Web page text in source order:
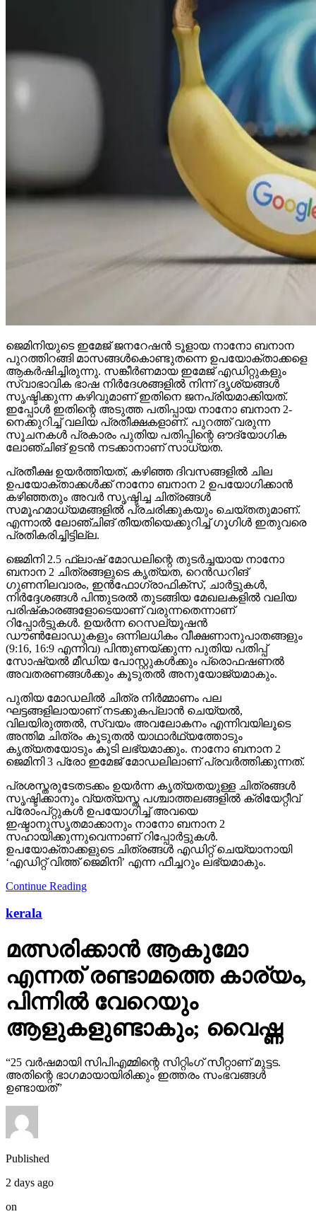
ജെമിനിയുടെ ഇമേജ് ജനറേഷന്‍ ടൂളായ നാനോ ബനാന
പുറത്തിറങ്ങി മാസങ്ങള്‍കൊണ്ടുതന്നെ ഉപയോക്താക്കളെ
ആകര്‍ഷിച്ചിരുന്നു. സങ്കീര്‍ണമായ ഇമേജ് എഡിറ്റുകളും
സ്വാഭാവിക ഭാഷ നിര്‍ദേശങ്ങളില്‍ നിന്ന് ദൃശ്യങ്ങള്‍
സൃഷ്ടിക്കുന്ന കഴിവുമാണ് ഇതിനെ ജനപ്രിയമാക്കിയത്.
ഇപ്പോള്‍ ഇതിന്റെ അടുത്ത പതിപ്പായ നാനോ ബനാന 2-
നെക്കുറിച്ച് വലിയ പ്രതീക്ഷകളാണ്. പുറത്ത് വരുന്ന
സൂചനകള്‍ പ്രകാരം പുതിയ പതിപ്പിന്റെ ഔദ്യോഗിക
ലോഞ്ചിങ് ഉടന്‍ നടക്കാനാണ് സാധ്യത.
പ്രതീക്ഷ ഉയര്‍ത്തിയത്, കഴിഞ്ഞ ദിവസങ്ങളില്‍ ചില
ഉപയോക്താക്കള്‍ക്ക് നാനോ ബനാന 2 ഉപയോഗിക്കാന്‍
കഴിഞ്ഞതും അവര്‍ സൃഷ്ടിച്ച ചിത്രങ്ങള്‍
സമൂഹമാധ്യമങ്ങളില്‍ പ്രചരിക്കുകയും ചെയ്തതുമാണ്.
എന്നാല്‍ ലോഞ്ചിങ് തീയതിയെക്കുറിച്ച് ഗൂഗിള്‍ ഇതുവരെ
പ്രതികരിച്ചിട്ടില്ല.
ജെമിനി 2.5 ഫ്‌ലാഷ് മോഡലിന്റെ തുടര്‍ച്ചയായ നാനോ
ബനാന 2 ചിത്രങ്ങളുടെ കൃത്യത, റെന്‍ഡറിങ്
ഗുണനിലവാരം, ഇന്‍ഫോഗ്രാഫിക്സ്, ചാര്‍ട്ടുകള്‍,
നിര്‍ദ്ദേശങ്ങള്‍ പിന്തുടരല്‍ തുടങ്ങിയ മേഖലകളില്‍ വലിയ
പരിഷ്‌കാരങ്ങളോടെയാണ് വരുന്നതെന്നാണ്
റിപ്പോര്‍ട്ടുകള്‍. ഉയര്‍ന്ന റെസല്യൂഷന്‍
ഡൗണ്‍ലോഡുകളും ഒന്നിലധികം വീക്ഷണാനുപാതങ്ങളും
(9:16, 16:9 എന്നിവ) പിന്തുണയ്ക്കുന്ന പുതിയ പതിപ്പ്
സോഷ്യല്‍ മീഡിയ പോസ്റ്റുകള്‍ക്കും പ്രൊഫഷണല്‍
അവതരണങ്ങള്‍ക്കും കൂടുതല്‍ അനുയോജ്യമാകും.
പുതിയ മോഡലില്‍ ചിത്ര നിര്‍മ്മാണം പല
ഘട്ടങ്ങളിലായാണ് നടക്കുകപ്ലാന്‍ ചെയ്യല്‍,
വിലയിരുത്തല്‍, സ്വയം അവലോകനം എന്നിവയിലൂടെ
അന്തിമ ചിത്രം കൂടുതല്‍ യാഥാര്‍ഥ്യത്തോടും
കൃത്യതയോടും കൂടി ലഭ്യമാക്കും. നാനോ ബനാന 2
ജെമിനി 3 പ്രോ ഇമേജ് മോഡലിലാണ് പ്രവര്‍ത്തിക്കുന്നത്.
പ്രശസ്തരുടേതടക്കം ഉയര്‍ന്ന കൃത്യതയുള്ള ചിത്രങ്ങള്‍
സൃഷ്ടിക്കാനും വ്യത്യസ്ത പശ്ചാത്തലങ്ങളില്‍ ക്രിയേറ്റീവ്
പ്രോംപ്റ്റുകള്‍ ഉപയോഗിച്ച് അവയെ
ഇഷ്ടാനുസൃതമാക്കാനും നാനോ ബനാന 2
സഹായിക്കുന്നുവെന്നാണ് റിപ്പോര്‍ട്ടുകള്‍.
ഉപയോക്താക്കളുടെ ചിത്രങ്ങള്‍ എഡിറ്റ് ചെയ്യാനായി
‘എഡിറ്റ് വിത്ത് ജെമിനി’ എന്ന ഫീച്ചറും ലഭ്യമാകും.
Continue Reading
kerala
മത്സരിക്കാന്‍ ആകുമോ
എന്നത് രണ്ടാമത്തെ കാര്യം,
പിന്നില്‍ വേറെയും
ആളുകളുണ്ടാകും; വൈഷ്ണ
“25 വര്‍ഷമായി സിപിഎമ്മിന്റെ സിറ്റിംഗ് സീറ്റാണ് മുട്ടട.
അതിന്റെ ഭാഗമായായിരിക്കും ഇത്തരം സംഭവങ്ങള്‍
ഉണ്ടായത്”
Published
2 days ago
on